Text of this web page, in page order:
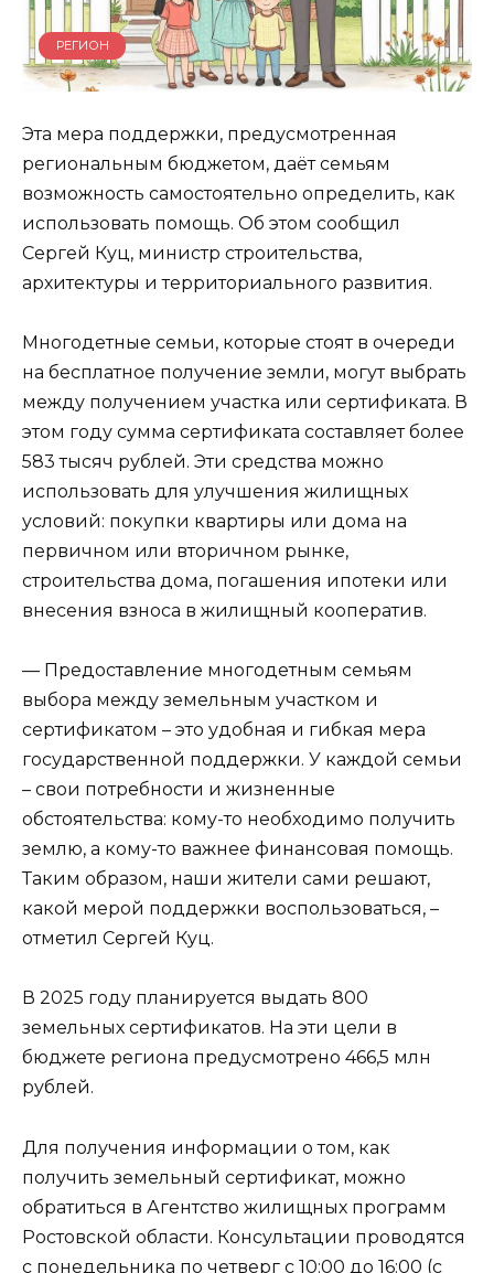
РЕГИОН
Эта мера поддержки, предусмотренная
региональным бюджетом, даёт семьям
возможность самостоятельно определить, как
использовать помощь. Об этом сообщил
Сергей Куц, министр строительства,
архитектуры и территориального развития.
Многодетные семьи, которые стоят в очереди
на бесплатное получение земли, могут выбрать
между получением участка или сертификата. В
этом году сумма сертификата составляет более
583 тысяч рублей. Эти средства можно
использовать для улучшения жилищных
условий: покупки квартиры или дома на
первичном или вторичном рынке,
строительства дома, погашения ипотеки или
внесения взноса в жилищный кооператив.
— Предоставление многодетным семьям
выбора между земельным участком и
сертификатом – это удобная и гибкая мера
государственной поддержки. У каждой семьи
– свои потребности и жизненные
обстоятельства: кому-то необходимо получить
землю, а кому-то важнее финансовая помощь.
Таким образом, наши жители сами решают,
какой мерой поддержки воспользоваться, –
отметил Сергей Куц.
В 2025 году планируется выдать 800
земельных сертификатов. На эти цели в
бюджете региона предусмотрено 466,5 млн
рублей.
Для получения информации о том, как
получить земельный сертификат, можно
обратиться в Агентство жилищных программ
Ростовской области. Консультации проводятся
с понедельника по четверг с 10:00 до 16:00 (с